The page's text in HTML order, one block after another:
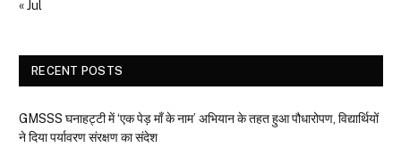
« Jul
RECENT POSTS
GMSSS घनाहट्टी में ‘एक पेड़ माँ के नाम’ अभियान के तहत हुआ पौधारोपण, विद्यार्थियों
ने दिया पर्यावरण संरक्षण का संदेश